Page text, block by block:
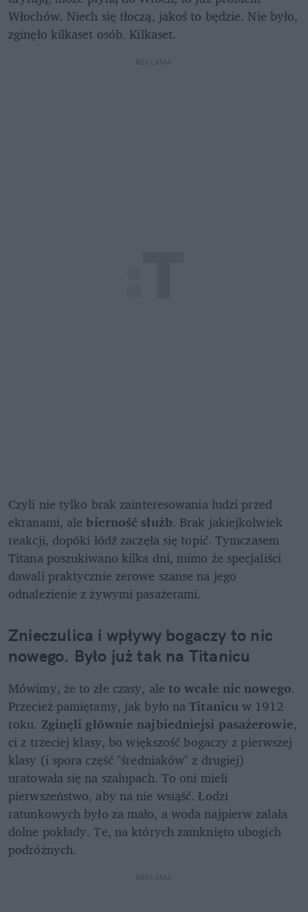
Włochów. Niech się tłoczą, jakoś to będzie. Nie było,
zginęło kilkaset osób. Kilkaset.
REKLAMA
Czyli nie tylko brak zainteresowania ludzi przed
ekranami, ale bierność służb. Brak jakiejkolwiek
reakcji, dopóki łódź zaczęła się topić. Tymczasem
Titana poszukiwano kilka dni, mimo że specjaliści
dawali praktycznie zerowe szanse na jego
odnalezienie z żywymi pasażerami.
Znieczulica i wpływy bogaczy to nic
nowego. Było już tak na Titanicu
Mówimy, że to złe czasy, ale to wcale nic nowego.
Przecież pamiętamy, jak było na Titanicu w 1912
roku. Zginęli głównie najbiedniejsi pasażerowie,
ci z trzeciej klasy, bo większość bogaczy z pierwszej
klasy (i spora część "średniaków" z drugiej)
uratowała się na szalupach. To oni mieli
pierwszeństwo, aby na nie wsiąść. Łodzi
ratunkowych było za mało, a woda najpierw zalała
dolne pokłady. Te, na których zamknięto ubogich
podróżnych.
REKLAMA